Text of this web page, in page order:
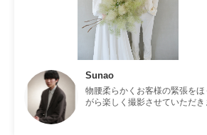
Sunao
物腰柔らかくお客様の緊張をほ
がら楽しく撮影させていただき